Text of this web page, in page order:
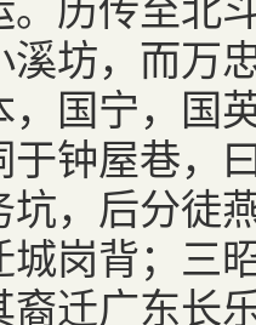
坊，而万
国宁，国
钟屋巷，
，后分徒
岗背；三
迁广东长